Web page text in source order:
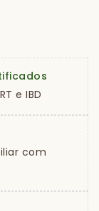
e IBD
com